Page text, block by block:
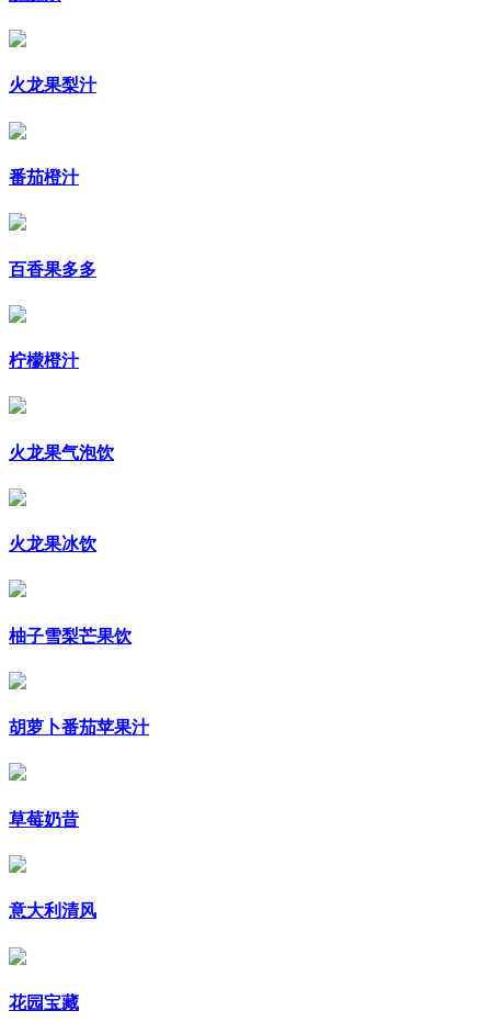
火龙果梨汁
番茄橙汁
百香果多多
柠檬橙汁
火龙果气泡饮
火龙果冰饮
柚子雪梨芒果饮
胡萝卜番茄苹果汁
草莓奶昔
意大利清风
花园宝藏